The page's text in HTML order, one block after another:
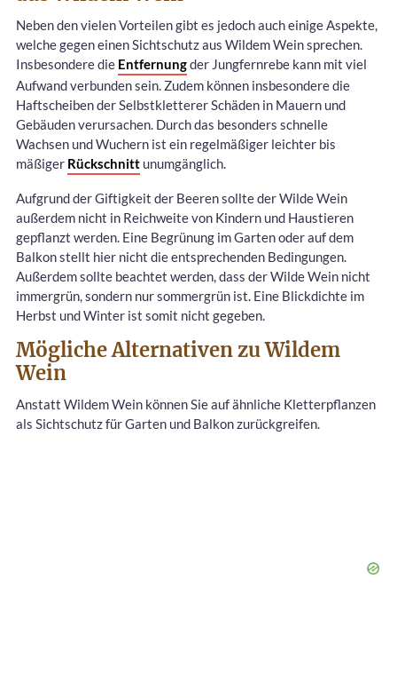
Neben den vielen Vorteilen gibt es jedoch auch einige Aspekte,
welche gegen einen Sichtschutz aus Wildem Wein sprechen.
Insbesondere die Entfernungder Jungfernrebe kann mit viel
Aufwand verbunden sein. Zudem können insbesondere die
Haftscheiben der Selbstkletterer Schäden in Mauern und
Gebäuden verursachen. Durch das besonders schnelle
Wachsen und Wuchern ist ein regelmäßiger leichter bis
mäßiger Rückschnitt unumgänglich.
Aufgrund der Giftigkeit der Beeren sollte der Wilde Wein
außerdem nicht in Reichweite von Kindern und Haustieren
gepflanzt werden. Eine Begrünung im Garten oder auf dem
Balkon stellt hier nicht die entsprechenden Bedingungen.
Außerdem sollte beachtet werden, dass der Wilde Wein nicht
immergrün, sondern nur sommergrün ist. Eine Blickdichte im
Herbst und Winter ist somit nicht gegeben.
Mögliche Alternativen zu Wildem
Wein
Anstatt Wildem Wein können Sie auf ähnliche Kletterpflanzen
als Sichtschutz für Garten und Balkon zurückgreifen.